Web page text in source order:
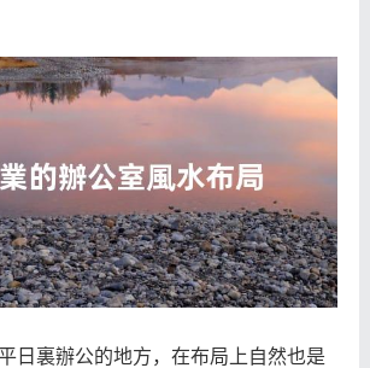
水瓶座 摩羯座
八字合婚 運勢測算
日裏辦公的地方，在布局上自然也是